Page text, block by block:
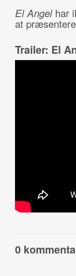
El Angelhar
at
Trailer: El
0